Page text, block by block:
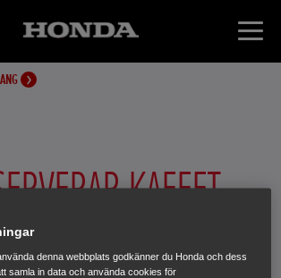
KAFFET
lik en människa. Nu kan den servera
denna webbplats godkänner du Honda och dess
samla in data och använda cookies för